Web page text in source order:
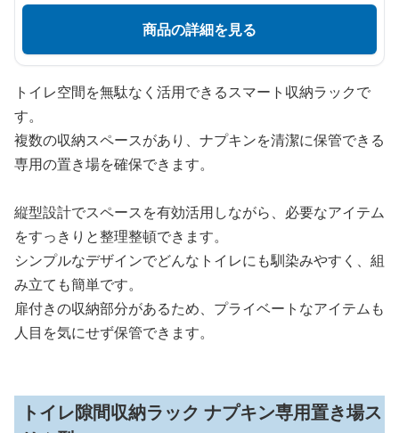
商品の詳細を見る
トイレ空間を無駄なく活用できるスマート収納ラックで
す。
複数の収納スペースがあり、ナプキンを清潔に保管できる
専用の置き場を確保できます。
縦型設計でスペースを有効活用しながら、必要なアイテム
をすっきりと整理整頓できます。
シンプルなデザインでどんなトイレにも馴染みやすく、組
み立ても簡単です。
扉付きの収納部分があるため、プライベートなアイテムも
人目を気にせず保管できます。
トイレ隙間収納ラック ナプキン専用置き場ス